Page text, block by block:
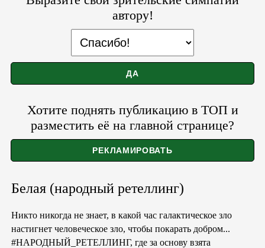
автору!
Хотите поднять публикацию в ТОП и
разместить её на главной странице?
Белая (народный ретеллинг)
Никто никогда не знает, в какой час галактическое зло
настигнет человеческое зло, чтобы покарать добром...
#НАРОДНЫЙ_РЕТЕЛЛИНГ, где за основу взята